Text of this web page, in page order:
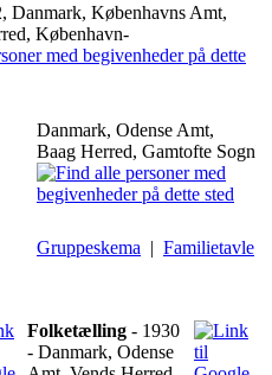
Danmark, Københavns Amt,
København-
Danmark, Odense Amt,
Baag Herred, Gamtofte Sogn
Gruppeskema | Familietavle
Folketælling - 1930
- Danmark, Odense